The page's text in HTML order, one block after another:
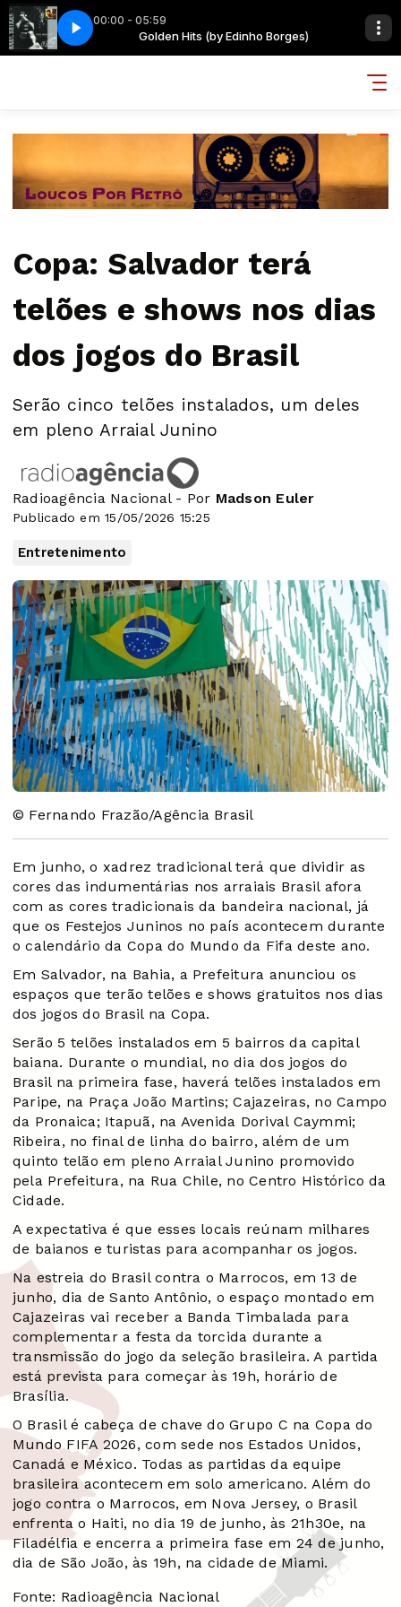
00:00 - 05:59
Borges) Golden Hits (by Edinho Borges)
VEZ RAUL SEIXAS - TENTE OUTRA VEZ
Copa: Salvador terá
telões e shows nos dias
dos jogos do Brasil
Serão cinco telões instalados, um deles
em pleno Arraial Junino
Radioagência Nacional - Por Madson Euler
Publicado em 15/05/2026 15:25
Entretenimento
© Fernando Frazão/Agência Brasil
Em junho, o xadrez tradicional terá que dividir as
cores das indumentárias nos arraiais Brasil afora
com as cores tradicionais da bandeira nacional, já
que os Festejos Juninos no país acontecem durante
o calendário da Copa do Mundo da Fifa deste ano.
Em Salvador, na Bahia, a Prefeitura anunciou os
espaços que terão telões e shows gratuitos nos dias
dos jogos do Brasil na Copa.
Serão 5 telões instalados em 5 bairros da capital
baiana. Durante o mundial, no dia dos jogos do
Brasil na primeira fase, haverá telões instalados em
Paripe, na Praça João Martins; Cajazeiras, no Campo
da Pronaica; Itapuã, na Avenida Dorival Caymmi;
Ribeira, no final de linha do bairro, além de um
quinto telão em pleno Arraial Junino promovido
pela Prefeitura, na Rua Chile, no Centro Histórico da
Cidade.
A expectativa é que esses locais reúnam milhares
de baianos e turistas para acompanhar os jogos.
Na estreia do Brasil contra o Marrocos, em 13 de
junho, dia de Santo Antônio, o espaço montado em
Cajazeiras vai receber a Banda Timbalada para
complementar a festa da torcida durante a
transmissão do jogo da seleção brasileira. A partida
está prevista para começar às 19h, horário de
Brasília.
O Brasil é cabeça de chave do Grupo C na Copa do
Mundo FIFA 2026, com sede nos Estados Unidos,
Canadá e México. Todas as partidas da equipe
brasileira acontecem em solo americano. Além do
jogo contra o Marrocos, em Nova Jersey, o Brasil
enfrenta o Haiti, no dia 19 de junho, às 21h30e, na
Filadélfia e encerra a primeira fase em 24 de junho,
dia de São João, às 19h, na cidade de Miami.
Fonte: Radioagência Nacional